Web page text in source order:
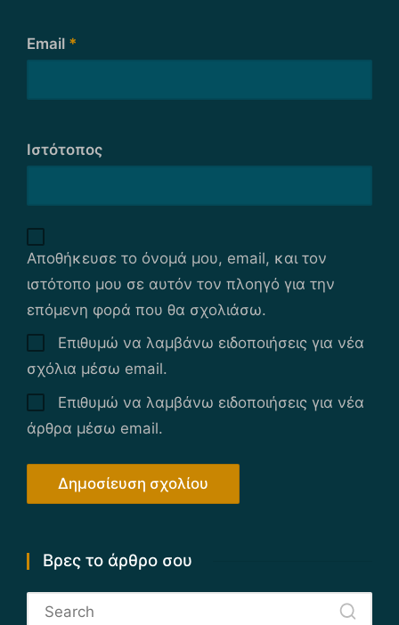
Email *
Ιστότοπος
Αποθήκευσε το όνομά μου, email, και τον
ιστότοπο μου σε αυτόν τον πλοηγό για την
επόμενη φορά που θα σχολιάσω.
Επιθυμώ να λαμβάνω ειδοποιήσεις για νέα
σχόλια μέσω email.
Επιθυμώ να λαμβάνω ειδοποιήσεις για νέα
άρθρα μέσω email.
Βρες το άρθρο σου